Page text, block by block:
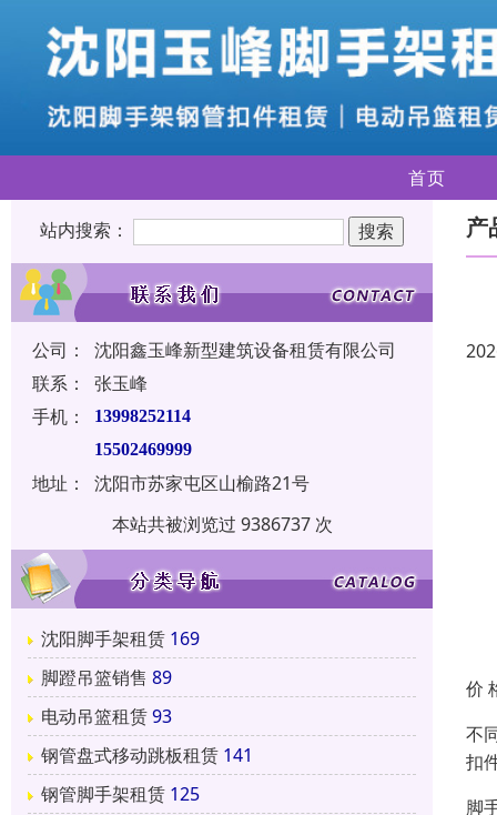
首页
站内搜索：
公司：
沈阳鑫玉峰新型建筑设备租赁有限公司
联系：
张玉峰
手机：
13998252114
15502469999
地址：
沈阳市苏家屯区山榆路21号
本站共被浏览过 9386737 次
沈阳脚手架租赁 169
脚蹬吊篮销售 89
电动吊篮租赁93
钢管盘式移动跳板租赁 141
钢管脚手架租赁 125
产
价
不
扣
脚